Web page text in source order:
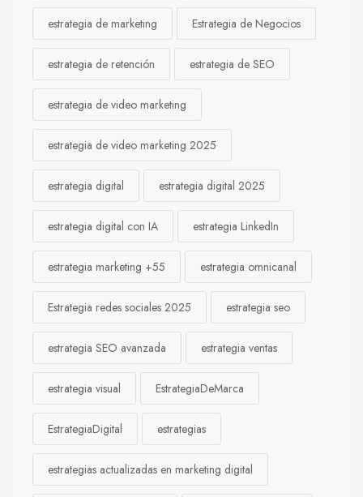
estrategia de marketing Estrategia de Negocios
estrategia de retención estrategia de SEO
estrategia de video marketing
estrategia de video marketing 2025
estrategia digital estrategia digital 2025
estrategia digital con IA estrategia LinkedIn
estrategia marketing +55 estrategia omnicanal
Estrategia redes sociales 2025 estrategia seo
estrategia SEO avanzada estrategia ventas
estrategia visual EstrategiaDeMarca
EstrategiaDigital estrategias
estrategias actualizadas en marketing digital